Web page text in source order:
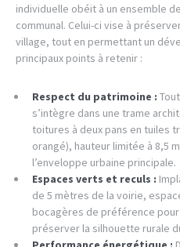
individuelle obéit à un ensemble
communal. Celui-ci vise à
village, tout en permettant un
principaux points à retenir :
Respect du patrimoine :
s’intègre dans une trame
toitures à deux pans en tuiles
orangé), hauteur limitée à 8,5
l’enveloppe urbaine principale.
Espaces verts et reculs :
de 5 mètres de la voirie,
bocagères de préférence
préserver la silhouette rurale